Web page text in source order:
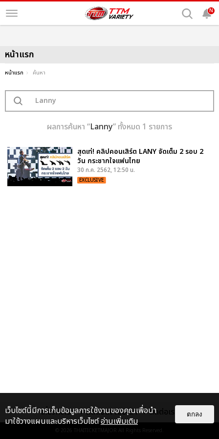
N
หน้าแรก
หน้าแรก ค้นหา
ผลการค้นหา “Lanny” ทั้งหมด 1 รายการ
สุดเท่! คลิปคอนเสิร์ต LANY จัดเต็ม 2 รอบ 2
วัน กระชากใจแฟนไทย
30 ก.ค. 2562, 12:50 น.
EXCLUSIVE
เกี่ยวกับเรา ติดต่อลงโฆษณา ติดต่อเรา
© 2026 THAITICKETMAJOR All Rights Reserved.
เว็บไซต์นี้มีการเก็บข้อมูลการใช้งานของคุณเพื่อนำ
มาใช้วางแผนและบริหารเว็บไซต์อ่านเพิ่มเติม
ตกลง